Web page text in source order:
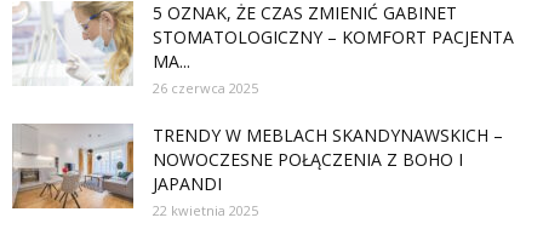
5 OZNAK, ŻE CZAS ZMIENIĆ GABINET
STOMATOLOGICZNY – KOMFORT PACJENTA
MA...
26 czerwca 2025
TRENDY W MEBLACH SKANDYNAWSKICH –
NOWOCZESNE POŁĄCZENIA Z BOHO I
JAPANDI
22 kwietnia 2025